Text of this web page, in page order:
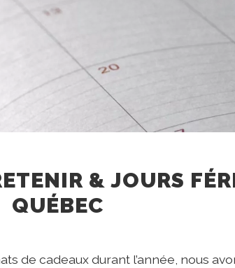
& JOURS
QUÉBEC
de cadeaux durant l’année, nous